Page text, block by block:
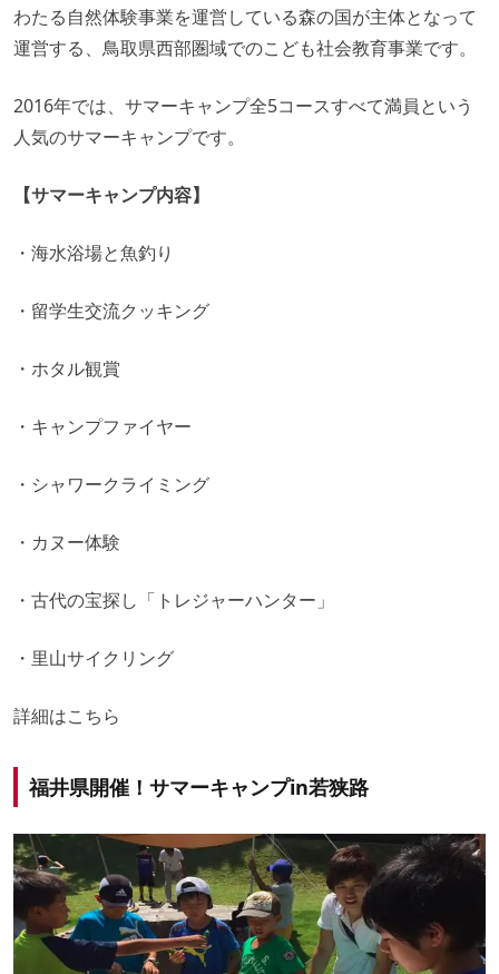
わたる自然体験事業を運営している森の国が主体となって
運営する、鳥取県西部圏域でのこども社会教育事業です。
2016年では、サマーキャンプ全5コースすべて満員という
人気のサマーキャンプです。
【サマーキャンプ内容】
・海水浴場と魚釣り
・留学生交流クッキング
・ホタル観賞
・キャンプファイヤー
・シャワークライミング
・カヌー体験
・古代の宝探し「トレジャーハンター」
・里山サイクリング
詳細はこちら
福井県開催！サマーキャンプin若狭路